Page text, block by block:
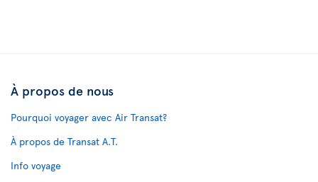
À propos de nous
Pourquoi voyager avec Air Transat?
À propos de Transat A.T.
Info voyage